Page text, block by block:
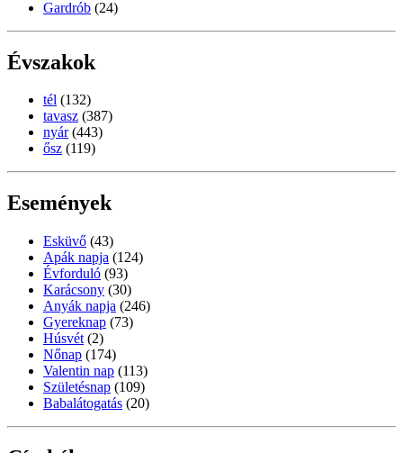
Gardrób (24)
Évszakok
tél (132)
tavasz (387)
nyár (443)
ősz (119)
Események
Esküvő (43)
Apák napja (124)
Évforduló (93)
Karácsony (30)
Anyák napja (246)
Gyereknap (73)
Húsvét (2)
Nőnap (174)
Valentin nap (113)
Születésnap (109)
Babalátogatás (20)